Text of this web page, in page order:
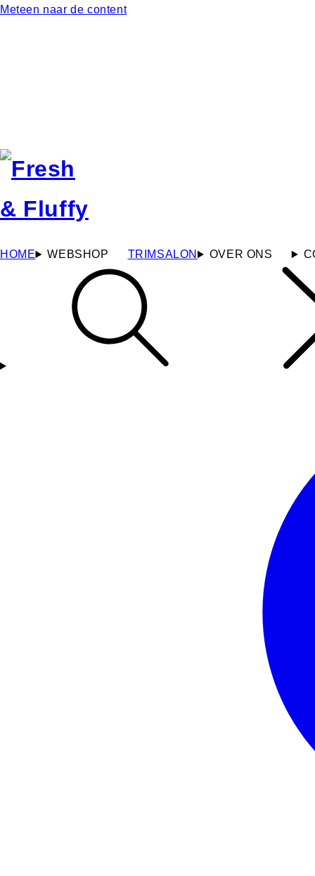
Meteen naar de content
HOME WEBSHOP TRIMSALON OVER ONS